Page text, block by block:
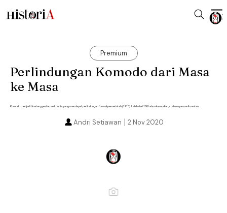
Premium
Perlindungan Komodo dari Masa
ke Masa
Komodo menjadi binatang pertama di dunia yang mendapat perlindungan formal pemerintah (1915). Lebih dari 100 tahun kemudian, statusnya masih rentan.
2 Nov 2020
Andri Setiawan